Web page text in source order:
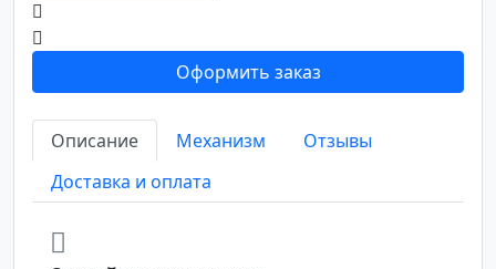
Оформить заказ
Описание Механизм
Отзывы
Доставка и оплата